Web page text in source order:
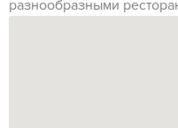
разнообразными